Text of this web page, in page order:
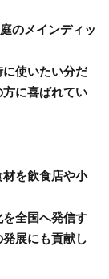
のメインディッ
使いたい分だ
に喜ばれてい
を飲食店や小
全国へ発信す
展にも貢献し